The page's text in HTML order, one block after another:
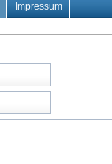
Impressum